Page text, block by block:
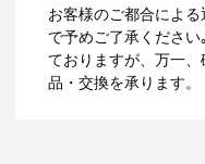
お客様のご都合によ
で予めご了承くださ
ておりますが、万一
品・交換を承ります。